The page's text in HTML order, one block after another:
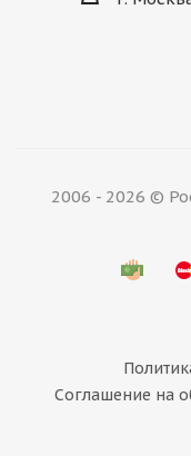
2006 - 2026 ©
Соглашение на